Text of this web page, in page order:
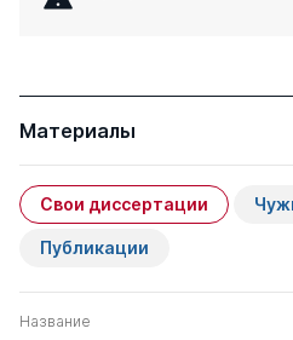
Материалы
Свои диссертации
Публикации
Название